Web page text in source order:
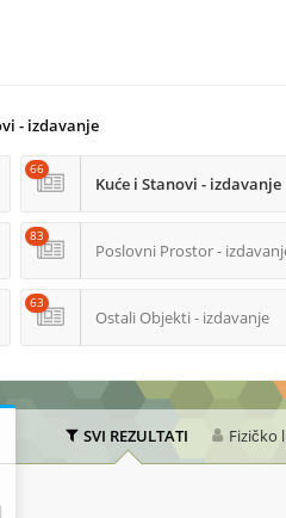
- izdavanje
Kuće i Stanovi - izdavanje
66
Poslovni Prostor -
83
Ostali Objekti - izdavanje
63
SVI REZULTATI Fizičko